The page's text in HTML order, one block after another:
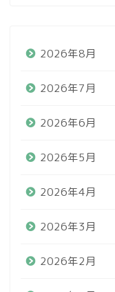
2026年8月
2026年7月
2026年6月
2026年5月
2026年4月
2026年3月
2026年2月